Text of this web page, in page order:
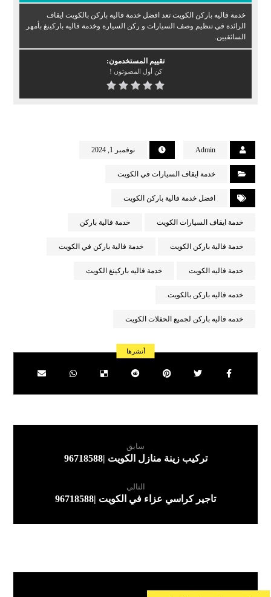
خدمة فاليه باركن الكويت تعد افضل خدمة فاليه باركن بالكويت ايقاف
الرائدة في تنظيم وصف السيارات و ركن السيارة وخدمة فاليه باركينغ بأمهر
السائقيين.
تقييم المستخدمون:
كن أول المصوتون !
Admin نوفمبر 1, 2024
خدمة ايقاف السيارات في الكويت
افضل خدمة فالية باركن الكويت
خدمة ايقاف السيارات الكويت خدمة فالية باركن
خدمة فالية باركن الكويت خدمة فالية باركن في الكويت
خدمة فاليه الكويت خدمة فاليه باركينغ الكويت
خدمه فاليه باركن بالكويت
خدمه فاليه باركن لجميع الحفلات الكويت
سابق
تركيب زينة منازل الكويت |96718588
التالي
تاجير كراسي عزاء في الكويت |96718588